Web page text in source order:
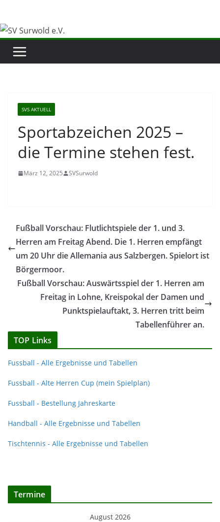
springen
SVS AKTUELL
Sportabzeichen 2025 –
die Termine stehen fest.
März 12, 2025 SVSurwold
Fußball Vorschau: Flutlichtspiele der 1. und 3.
Herren am Freitag Abend. Die 1. Herren empfängt
um 20 Uhr die Allemania aus Salzbergen. Spielort ist
Börgermoor.
Fußball Vorschau: Auswärtsspiel der 1. Herren am
Freitag in Lohne, Kreispokal der Damen und
Punktspielauftakt, 3. Herren tritt beim
Tabellenführer an.
TOP Links
Fussball - Alle Ergebnisse und Tabellen
Fussball - Alte Herren Cup (mein Spielplan)
Fussball - Bestellung Jahreskarte
Handball - Alle Ergebnisse und Tabellen
Tischtennis - Alle Ergebnisse und Tabellen
Termine
August 2026